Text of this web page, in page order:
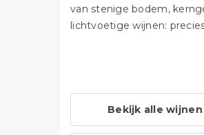
van stenige bodem,
lichtvoetige wijnen:
Bekijk alle wijnen